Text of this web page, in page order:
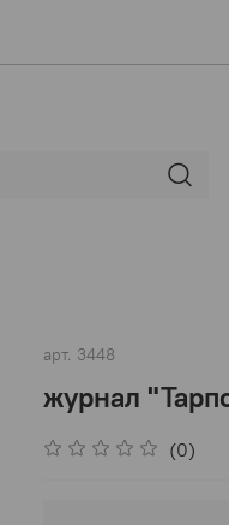
арт. 3448
журнал
(0)